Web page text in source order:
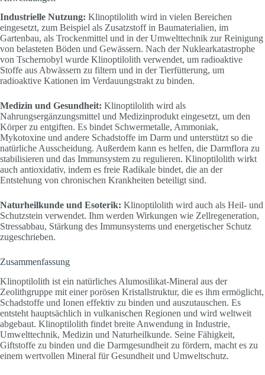
Industrielle Nutzung: Klinoptilolith wird in vielen Bereichen
eingesetzt, zum Beispiel als Zusatzstoff in Baumaterialien, im
Gartenbau, als Trockenmittel und in der Umwelttechnik zur Reinigung
von belasteten Böden und Gewässern. Nach der Nuklearkatastrophe
von Tschernobyl wurde Klinoptilolith verwendet, um radioaktive
Stoffe aus Abwässern zu filtern und in der Tierfütterung, um
radioaktive Kationen im Verdauungstrakt zu binden.
Medizin und Gesundheit: Klinoptilolith wird als
Nahrungsergänzungsmittel und Medizinprodukt eingesetzt, um den
Körper zu entgiften. Es bindet Schwermetalle, Ammoniak,
Mykotoxine und andere Schadstoffe im Darm und unterstützt so die
natürliche Ausscheidung. Außerdem kann es helfen, die Darmflora zu
stabilisieren und das Immunsystem zu regulieren. Klinoptilolith wirkt
auch antioxidativ, indem es freie Radikale bindet, die an der
Entstehung von chronischen Krankheiten beteiligt sind.
Naturheilkunde und Esoterik: Klinoptilolith wird auch als Heil- und
Schutzstein verwendet. Ihm werden Wirkungen wie Zellregeneration,
Stressabbau, Stärkung des Immunsystems und energetischer Schutz
zugeschrieben.
Zusammenfassung
Klinoptilolith ist ein natürliches Alumosilikat-Mineral aus der
Zeolithgruppe mit einer porösen Kristallstruktur, die es ihm ermöglicht,
Schadstoffe und Ionen effektiv zu binden und auszutauschen. Es
entsteht hauptsächlich in vulkanischen Regionen und wird weltweit
abgebaut. Klinoptilolith findet breite Anwendung in Industrie,
Umwelttechnik, Medizin und Naturheilkunde. Seine Fähigkeit,
Giftstoffe zu binden und die Darmgesundheit zu fördern, macht es zu
einem wertvollen Mineral für Gesundheit und Umweltschutz.